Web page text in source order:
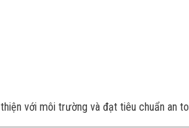
với môi trường và đạt tiêu chuẩn an